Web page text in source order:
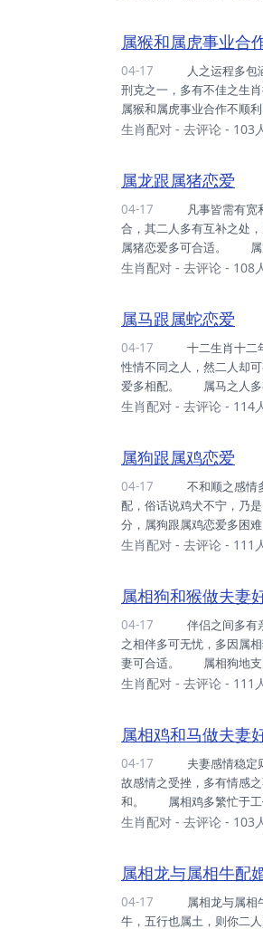
属猴和属虎事业合
04-17
刑克之一，多有不佳之生
属猴和属虎事业合作不顺
业之事多可处之安然，然
生肖配对 - 去评论 - 103
属龙跟属猪恋爱
04-17
合，其二人多有互补之处
属猪恋爱多可合适。 属
激情之心，为人不喜平淡
生肖配对 - 去评论 - 108
属马跟属蛇恋爱
04-17
性情不同之人，然二人却
爱多相配。 属马之人多
决之时，且感情之主动，
生肖配对 - 去评论 - 114
属狗跟属鸡恋爱
04-17
配，俗话说鸡犬不宁，乃
分，属狗跟属鸡恋爱多困
时，且重情重义，多关爱
生肖配对 - 去评论 - 111
属相狗和猴做夫妻
04-17
之相伴多可无忧，多因属
妻可合适。 属相狗地支
活之朴素，多可有为人之
生肖配对 - 去评论 - 111
属相鸡和马做夫妻
04-17
故感情之受挫，多有情感
和。 属相鸡多繁忙于工
之平凡，而多向往殷实之
生肖配对 - 去评论 - 103
属相龙与属相牛配
04-17
牛，五行也属土，则你二